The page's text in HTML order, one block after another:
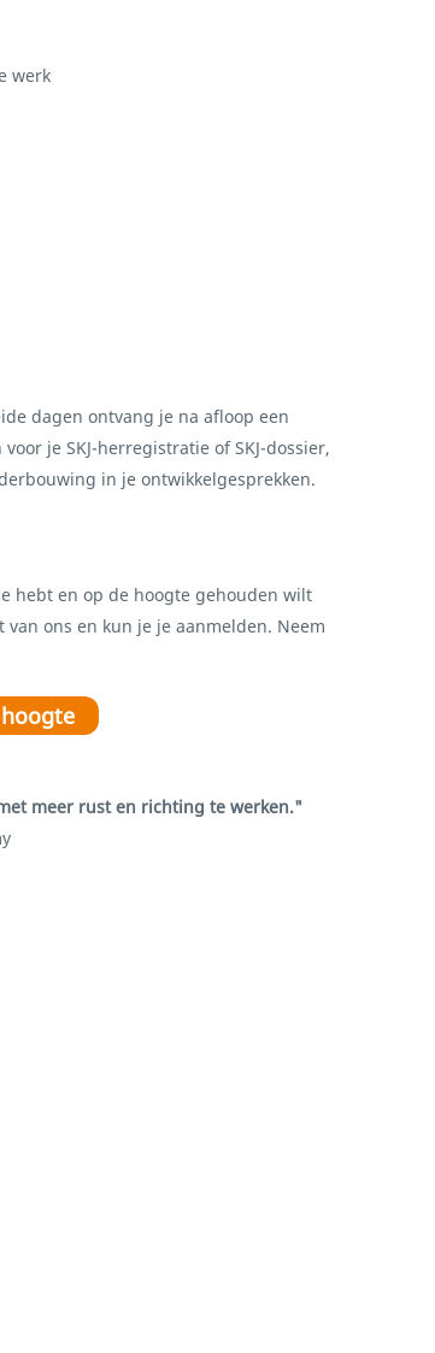
werk
dagen ontvang je na afloop een
je SKJ-herregistratie of SKJ-dossier,
in je ontwikkelgesprekken.
hebt en op de hoogte gehouden wilt
ons en kun je je aanmelden. Neem
meer rust en richting te werken."